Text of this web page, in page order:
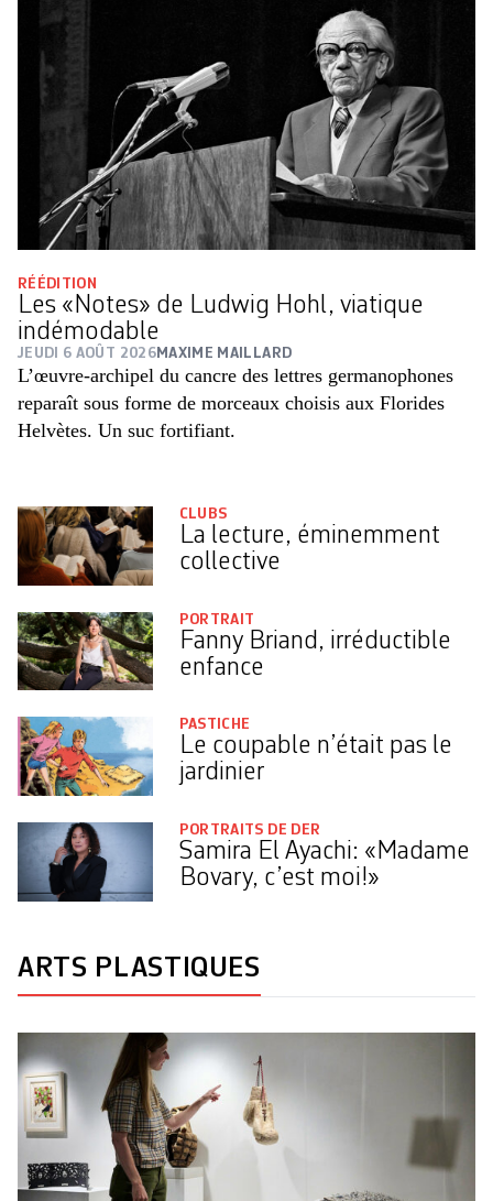
RÉÉDITION
Les «Notes» de Ludwig Hohl, viatique
indémodable
JEUDI 6 AOÛT 2026MAXIME MAILLARD
L’œuvre-archipel du cancre des lettres germanophones
reparaît sous forme de morceaux choisis aux Florides
Helvètes. Un suc fortifiant.
CLUBS
La lecture, éminemment
collective
PORTRAIT
Fanny Briand, irréductible
enfance
PASTICHE
Le coupable n’était pas le
jardinier
PORTRAITS DE DER
Samira El Ayachi: «Madame
Bovary, c’est moi!»
ARTS PLASTIQUES